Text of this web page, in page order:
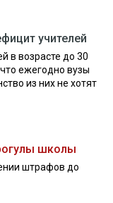
учителей
в возрасте до 30
ежегодно вузы
из них не хотят
школы
штрафов до